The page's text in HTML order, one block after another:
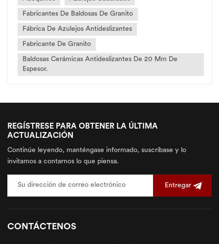
baldosas suelen ser antideslizantes y tienen un tratamiento
superficial, ap...
Fabricantes De Baldosas De Granito
Fábrica De Azulejos Antideslizantes
Fabricante De Granito
Baldosas Cerámicas Antideslizantes De 20 Mm De
Espesor.
REGÍSTRESE PARA OBTENER LA ÚLTIMA
ACTUALIZACIÓN
Continúe leyendo, manténgase informado, suscríbase y lo
invitamos a contarnos lo que piensa.
Entregar
CONTÁCTENOS